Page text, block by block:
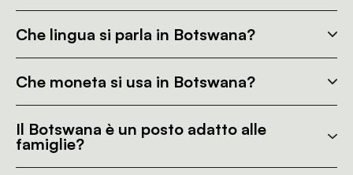
Che lingua si parla in Botswana?
Che moneta si usa in Botswana?
Il Botswana è un posto adatto alle
famiglie?